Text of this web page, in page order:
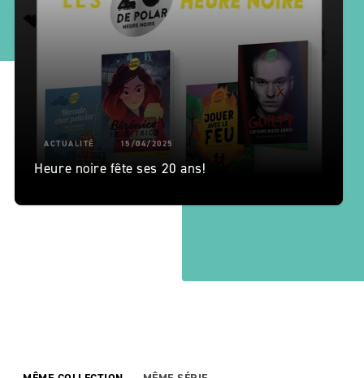
ACTUALITÉ 15/04/2025
Heure noire fête ses 20 ans!